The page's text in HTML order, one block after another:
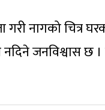
गरी नागको चित्र
जनविश्वास छ